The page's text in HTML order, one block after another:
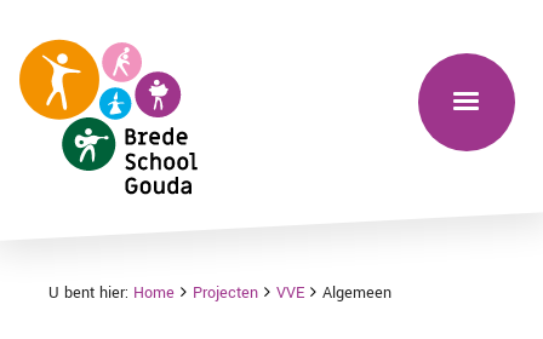
U bent hier: Home Projecten VVE Algemeen